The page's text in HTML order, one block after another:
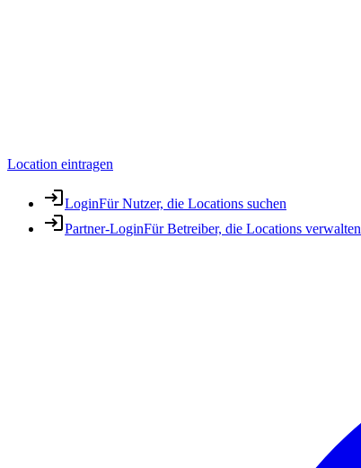
Location eintragen
LoginFür Nutzer, die Locations suchen
Partner-LoginFür Betreiber, die Locations verwalten